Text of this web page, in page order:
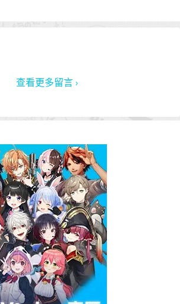
查看更多留言 ›